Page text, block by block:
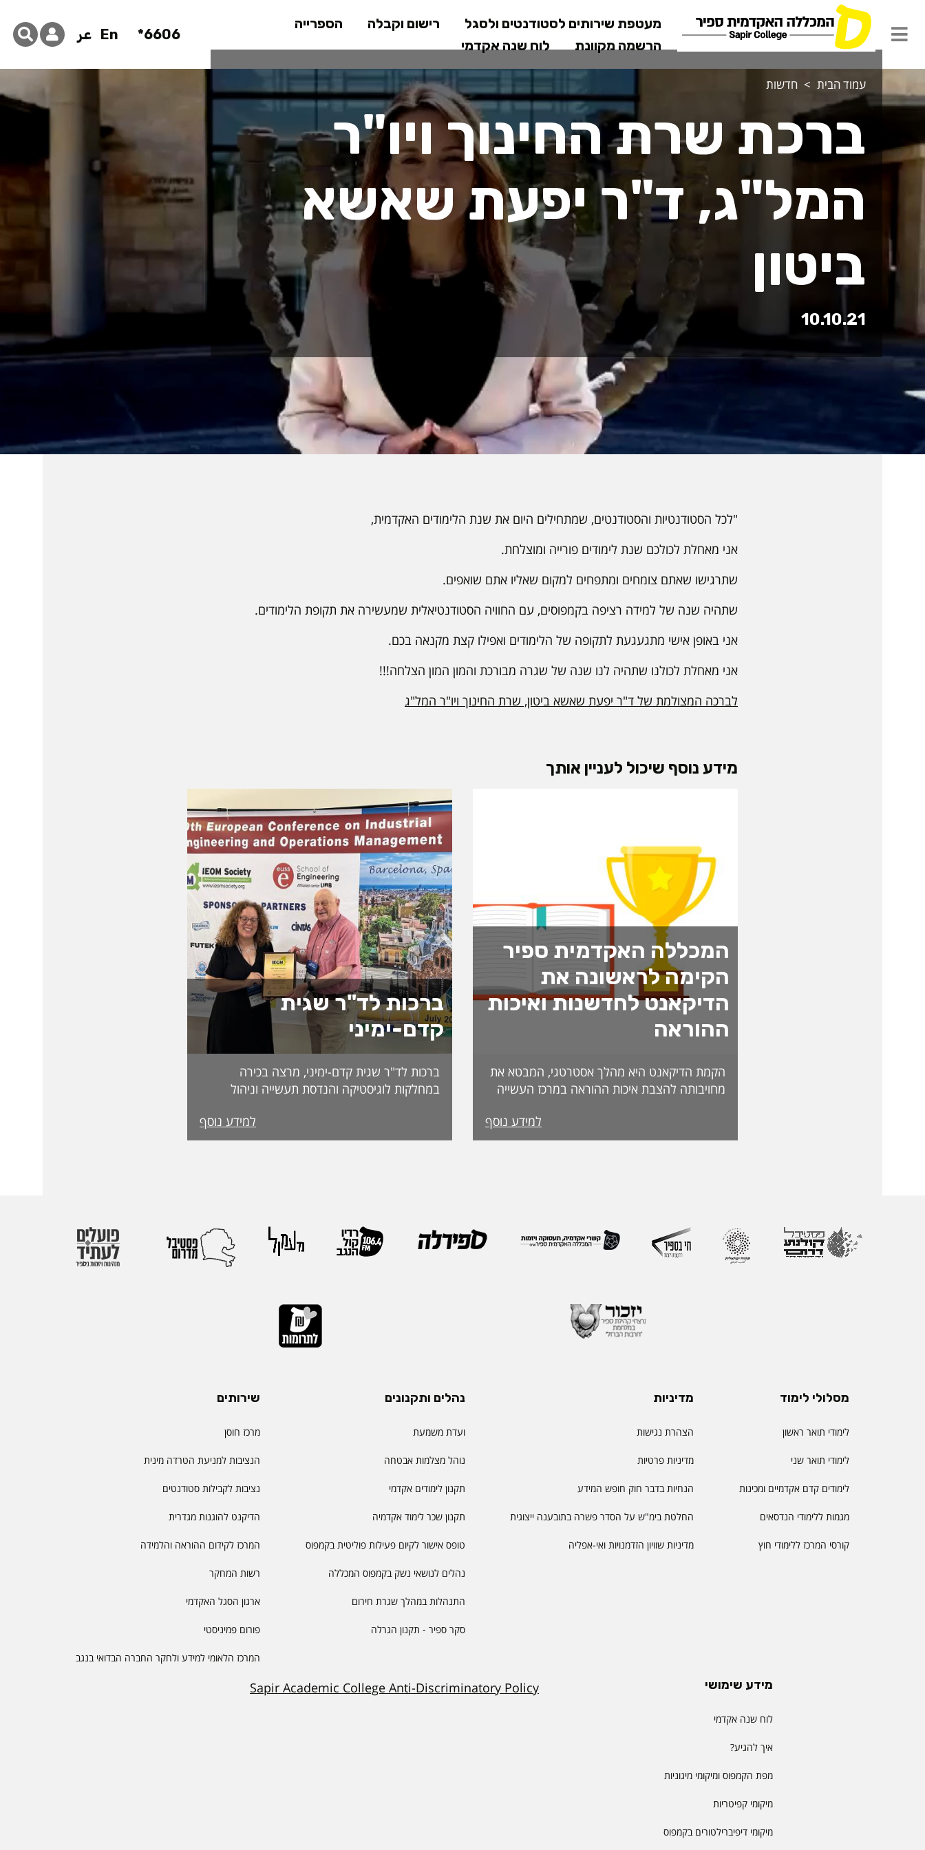
לתוכן
המרכזי
מעטפת שירותים לסטודנטים ולסגל רישום וקבלה
הספרייה
הרשמה מקוונת
לוח שנה אקדמי
6606*
En عر
עמוד הבית חדשות
ברכת שרת החינוך ויו"ר
המל"ג, ד"ר יפעת שאשא
ביטון
10.10.21
"לכל הסטודנטיות והסטודנטים, שמתחילים היום את שנת הלימודים האקדמית,
אני מאחלת לכולכם שנת לימודים פורייה ומוצלחת.
שתרגישו שאתם צומחים ומתפחים למקום שאליו אתם שואפים.
שתהיה שנה של למידה רציפה בקמפוסים, עם החוויה הסטודנטיאלית שמעשירה את תקופת הלימודים.
אני באופן אישי מתגעגעת לתקופה של הלימודים ואפילו קצת מקנאה בכם.
אני מאחלת לכולנו שתהיה לנו שנה של שגרה מבורכת והמון המון הצלחה!!!
לברכה המצולמת של ד"ר יפעת שאשא ביטון, שרת החינוך ויו"ר המל"ג
מידע נוסף שיכול לעניין אותך
המכללה האקדמית ספיר
הקימה לראשונה את
הדיקאנט לחדשנות ואיכות
ההוראה
הקמת הדיקאנט היא מהלך אסטרטגי, המבטא את
מחויבותה להצבת איכות ההוראה במרכז העשייה
לאתגרי העתיד. בראש הדיקאנט עומדת אפרת
ליברמן, דיקאנית ההוראה, אשת חינוך ופדגוגיה
ההוראה הראשון שהוקם בספיר - מהלך המבטא
את החשיבות האסטרטגית שמעניקה המכללה
למצוינות בהוראה ולחוויית הלמידה של הסטודנטים
למידע נוסף
ברכות לד"ר שגית
קדם-ימיני
ברכות לד"ר שגית קדם-ימיני, מרצה בכירה
במחלקות לוגיסטיקה והנדסת תעשייה וניהול
מטעם האגודה הבינלאומית IEOM Society
International. מההוקרות הגבוהות ביותר
IEOM היא אחת האגודות הבינלאומיות הגדולות
בתחומי הנדסת התעשייה והניהול.
למידע נוסף
מסלולי לימוד
לימודי תואר ראשון
לימודי תואר שני
לימודים קדם אקדמיים ומכינות
מגמות ללימודי הנדסאים
קורסי המרכז ללימודי חוץ
מדיניות
הצהרת נגישות
מדיניות פרטיות
הנחיות בדבר חוק חופש המידע
החלטת בימ"ש על הסדר פשרה בתובענה ייצוגית
מדיניות שוויון הזדמנויות ואי-אפליה
נהלים ותקנונים
ועדת משמעת
נוהל מצלמות אבטחה
תקנון לימודים אקדמי
תקנון שכר לימוד אקדמיה
טופס אישור לקיום פעילות פוליטית בקמפוס
נהלים לנושאי נשק בקמפוס המכללה
התנהלות במהלך שגרת חירום
סקר ספיר - תקנון הגרלה
שירותים
מרכז חוסן
הנציבות למניעת הטרדה מינית
נציבות לקבילות סטודנטים
הדיקנט להוגנות מגדרית
המרכז לקידום ההוראה והלמידה
רשות המחקר
ארגון הסגל האקדמי
פורום פמיניסטי
המרכז הלאומי למידע ולחקר החברה הבדואי בנגב
מידע שימושי
לוח שנה אקדמי
איך להגיע?
מפת הקמפוס ומיקומי מיגוניות
מיקומי קפיטריות
מיקומי דיפיברילטורים בקמפוס
Sapir Academic College Anti-Discriminatory Policy